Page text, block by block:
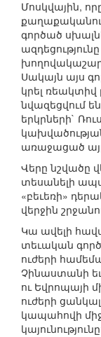
Մոսկվային,
գործած
Սակայն այս
կրել ռեակտիվ
նվազեցվում
երկրների`
առաջացած
Վերը նշվածը
տեսանելի
«բեւեռի»
վերջին
Կա ավելի
տեւական
ուժերի
Չինաստանի
ու Եվրոպայի
ուժերի
կապահովի